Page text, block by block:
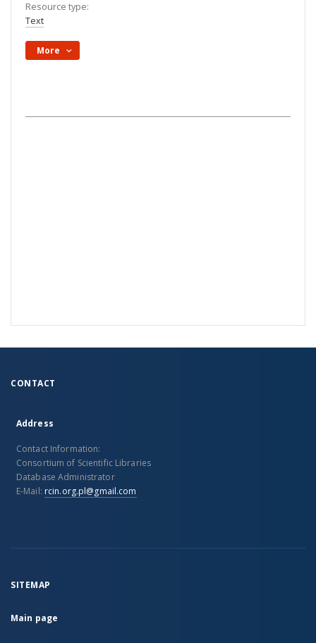
Resource type:
Text
More
CONTACT
Address
Contact Information:
Consortium of Scientific Libraries
Database Administrator
E-Mail: rcin.org.pl@gmail.com
SITEMAP
Main page